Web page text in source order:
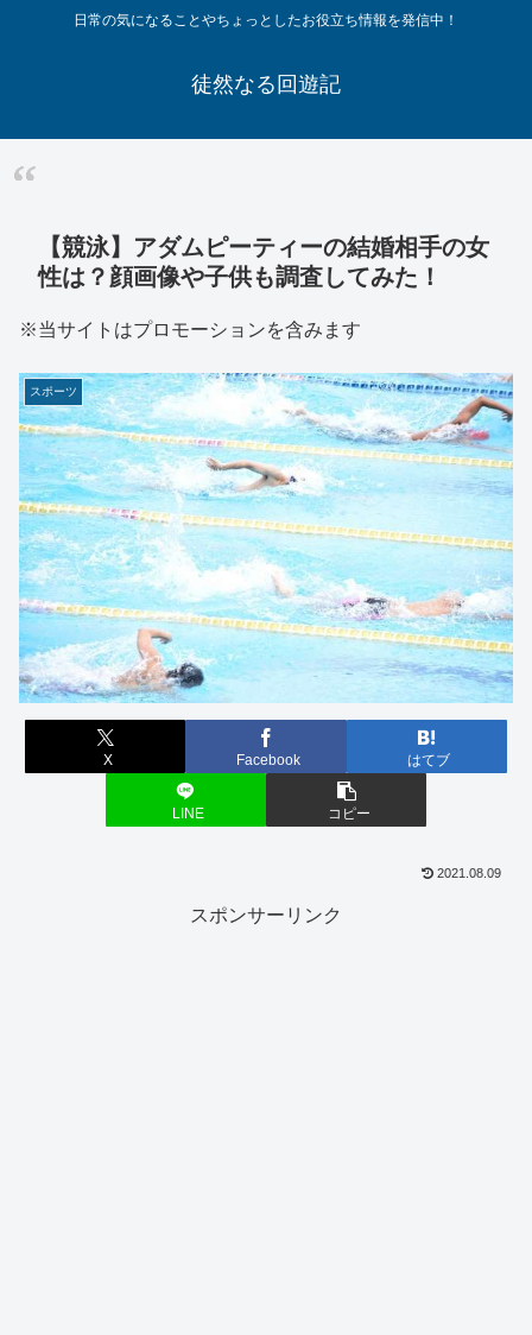
日常の気になることやちょっとしたお役立ち情報を発信中！
徒然なる回遊記
【競泳】アダムピーティーの結婚相手の女
性は？顔画像や子供も調査してみた！
※当サイトはプロモーションを含みます
スポーツ
X Facebook はてブ
LINE コピー
2021.08.09
スポンサーリンク